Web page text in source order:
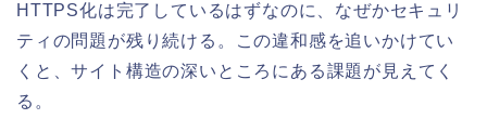
HTTPS化は完了しているはずなのに、なぜかセキュリ
ティの問題が残り続ける。この違和感を追いかけてい
くと、サイト構造の深いところにある課題が見えてく
る。